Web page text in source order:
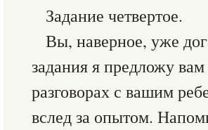
Задание четвертое.
Вы, наверное, уже
задания я предложу
разговорах с вашим
вслед за опытом.